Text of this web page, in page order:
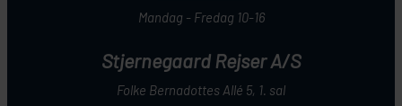
Mandag - Fredag 10-16
Stjernegaard Rejser A/S
Folke Bernadottes Allé 5, 1. sal